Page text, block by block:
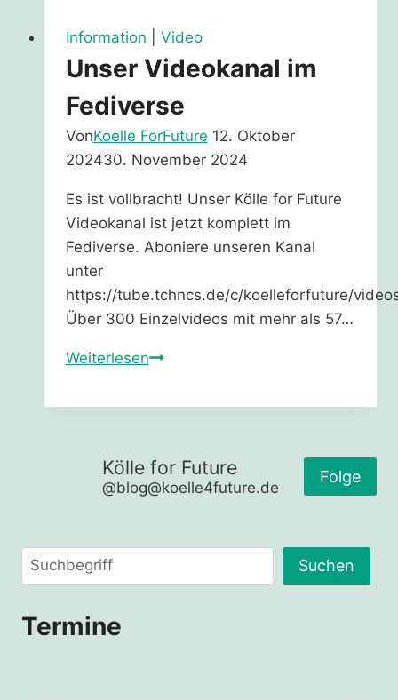
Information Video
Unser Videokanal im
Fediverse
VonKoelle ForFuture 12. Oktober
202430. November 2024
Es ist vollbracht! Unser Kölle for Future
Videokanal ist jetzt komplett im
Fediverse. Aboniere unseren Kanal
unter
https://tube.tchncs.de/c/koelleforfuture/
Über 300 Einzelvideos mit mehr als 57…
WeiterlesenUnser
im
Kölle for Future
@blog@koelle4future.de
Folge
Suchen Suchen
Termine